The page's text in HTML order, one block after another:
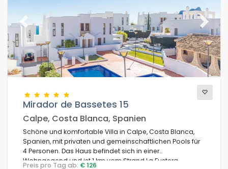
Previous Next
Mirador de Bassetes 15
Calpe, Costa Blanca, Spanien
Schöne und komfortable Villa in Calpe, Costa Blanca,
Spanien, mit privaten und gemeinschaftlichen Pools für
4 Personen. Das Haus befindet sich in einer
Wohngegend und ist 1 km vom Strand La Fustera
Preis pro Tag ab: € 126